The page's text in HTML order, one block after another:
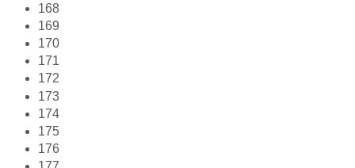
168
169
170
171
172
173
174
175
176